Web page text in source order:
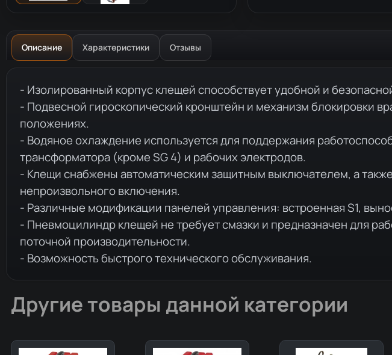
Описание Характеристики Отзывы
Описание товара
- Изолированный корпус клещей способствует удобной и
- Подвесной гироскопический кронштейн и механизм блокировки
положениях.
- Водяное охлаждение используется для поддержания
трансформатора (кроме SG 4) и рабочих электродов.
- Клещи снабжены автоматическим защитным выключателем, а
непроизвольного включения.
- Различные модификации панелей управления: встроенная S1,
- Пневмоцилиндр клещей не требует смазки и предназначен для
поточной производительности.
- Возможность быстрого технического обслуживания.
Другие товары данной категории